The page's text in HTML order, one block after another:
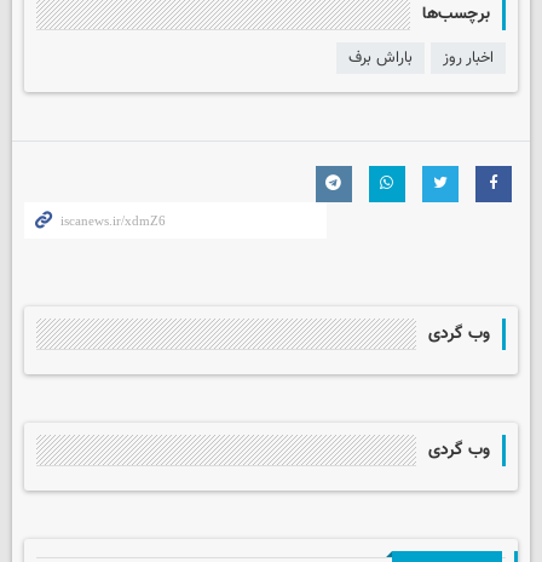
برچسب‌ها
اخبار روز باراش برف
وب گردی
وب گردی